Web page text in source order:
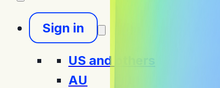
Sign in
US and others
AU